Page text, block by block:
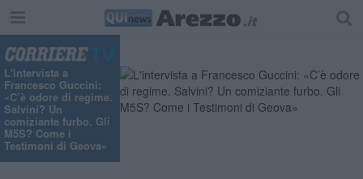
L'intervista a
Francesco Guccini:
«C’è odore di regime.
Salvini? Un
comiziante furbo. Gli
M5S? Come i
Testimoni di Geova»